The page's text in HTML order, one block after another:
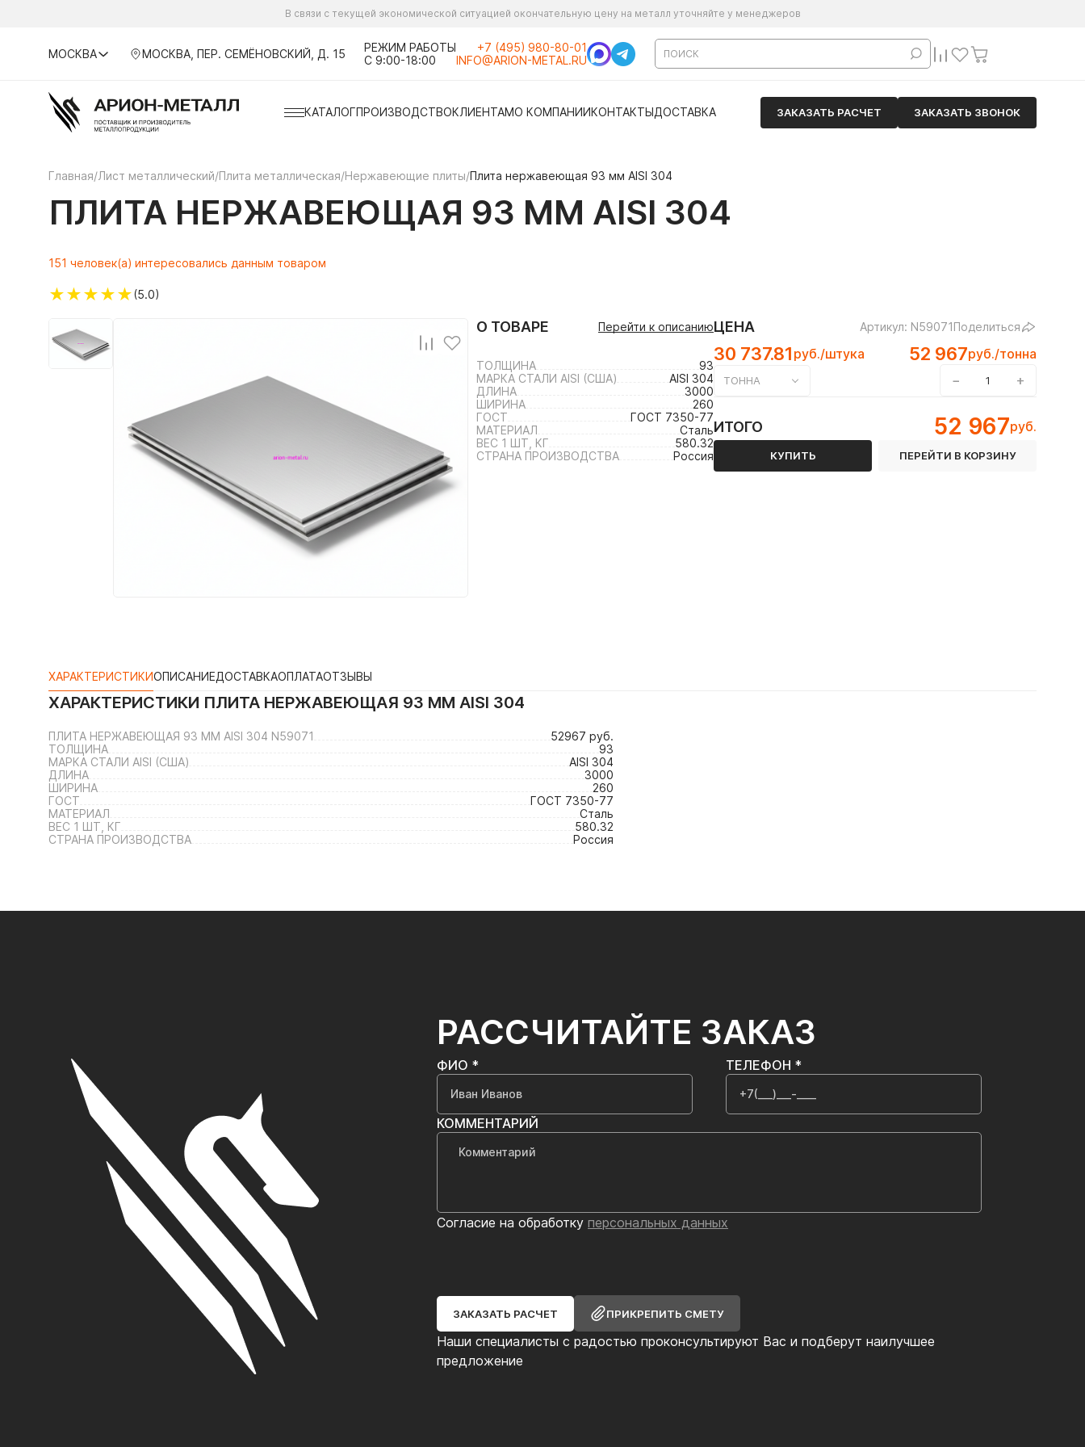
В связи с текущей экономической ситуацией окончательную цену на металл уточняйте у менеджеров
МОСКВА МОСКВА, ПЕР. СЕМЁНОВСКИЙ, Д. 15
РЕЖИМ РАБОТЫ
С 9:00-18:00
+7 (495) 980-80-01
INFO@ARION-METAL.RU
КАТАЛОГПРОИЗВОДСТВОКЛИЕНТАМО КОМПАНИИКОНТАКТЫДОСТАВКА ЗАКАЗАТЬ РАСЧЕТ ЗАКАЗАТЬ ЗВОНОК
Главная/Лист металлический/Плита металлическая/Нержавеющие плиты/Плита нержавеющая 93 мм AISI 304
ПЛИТА НЕРЖАВЕЮЩАЯ 93 ММ AISI 304
151 человек(а) интересовались данным товаром
★★★★★(5.0)
О ТОВАРЕ Перейти к описанию
ТОЛЩИНА
93
МАРКА СТАЛИ AISI (США)
AISI 304
ДЛИНА
3000
ШИРИНА
260
ГОСТ
ГОСТ 7350-77
МАТЕРИАЛ
Сталь
ВЕС 1 ШТ, КГ
580.32
СТРАНА ПРОИЗВОДСТВА
Россия
ЦЕНА Артикул: N59071Поделиться
30 737.81 руб./штука 52 967руб./тонна
ТОННА − +
ИТОГО 52 967руб.
КУПИТЬ ПЕРЕЙТИ В КОРЗИНУ
ХАРАКТЕРИСТИКИОПИСАНИЕДОСТАВКАОПЛАТАОТЗЫВЫ
ХАРАКТЕРИСТИКИ ПЛИТА НЕРЖАВЕЮЩАЯ 93 ММ AISI 304
ПЛИТА НЕРЖАВЕЮЩАЯ 93 ММ AISI 304 N59071
52967 руб.
ТОЛЩИНА
93
МАРКА СТАЛИ AISI (США)
AISI 304
ДЛИНА
3000
ШИРИНА
260
ГОСТ
ГОСТ 7350-77
МАТЕРИАЛ
Сталь
ВЕС 1 ШТ, КГ
580.32
СТРАНА ПРОИЗВОДСТВА
Россия
РАССЧИТАЙТЕ ЗАКАЗ
Наши специалисты с радостью проконсультируют Вас и подберут наилучшее
предложение
ФИО * ТЕЛЕФОН *
КОММЕНТАРИЙ
Согласие на обработку персональных данных
ЗАКАЗАТЬ РАСЧЕТ ПРИКРЕПИТЬ СМЕТУ